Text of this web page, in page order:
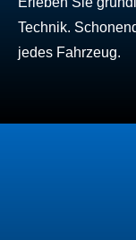
Technik.
jedes Fahrzeug.